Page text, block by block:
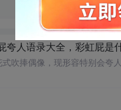
夸人语录大全，彩虹屁是
吹捧偶像，现形容特别会夸